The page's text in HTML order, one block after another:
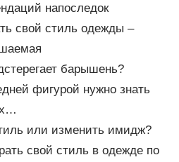
напоследок
свой стиль одежды –
барышень?
фигурой нужно знать
или изменить имидж?
свой стиль в одежде по